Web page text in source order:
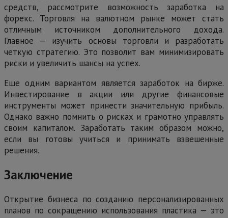
средств, рассмотрите возможность заработка на
форекс. Торговля на валютном рынке может стать
отличным источником дополнительного дохода.
Главное — изучить основы торговли и разработать
четкую стратегию. Это позволит вам минимизировать
риски и увеличить шансы на успех.
Еще одним вариантом является заработок на бирже.
Инвестирование в акции или другие финансовые
инструменты может принести значительную прибыль.
Однако важно помнить о рисках и грамотно управлять
своим капиталом. Заработать таким образом можно,
если вы готовы учиться и принимать взвешенные
решения.
Заключение
Открытие бизнеса по созданию персонализированных
планов по сокращению использования пластика — это